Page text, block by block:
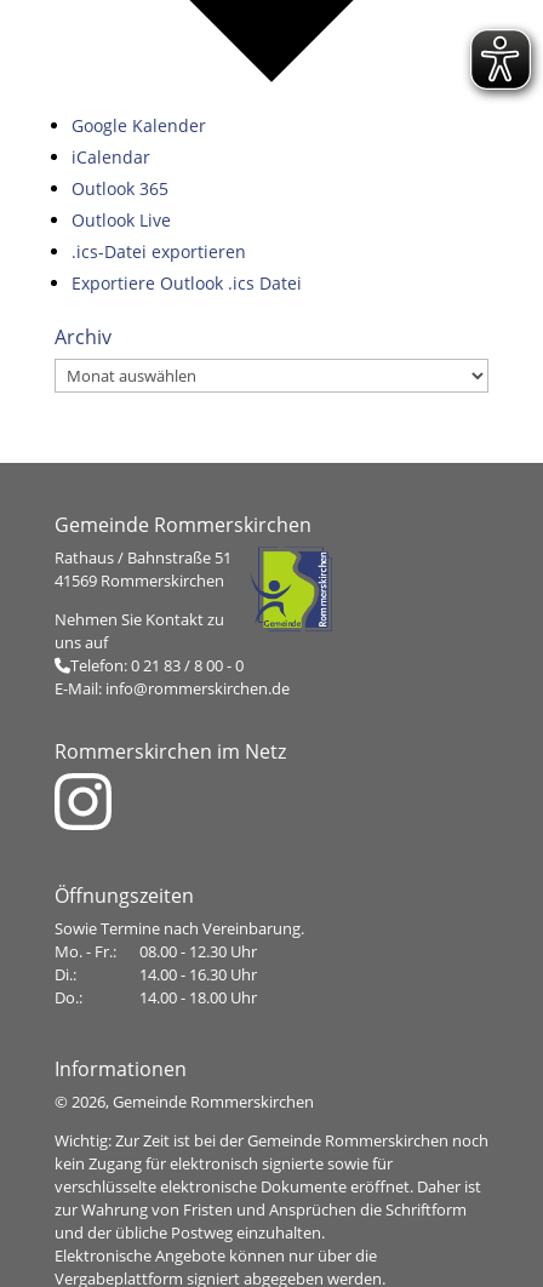
Google Kalender
iCalendar
Outlook 365
Outlook Live
.ics-Datei exportieren
Exportiere Outlook .ics Datei
Archiv
Archiv
Gemeinde Rommerskirchen
Rathaus / Bahnstraße 51
41569 Rommerskirchen
Nehmen Sie Kontakt zu
uns auf
Telefon:0 21 83 / 8 00 - 0
E-Mail: info@rommerskirchen.de
Rommerskirchen im Netz
Öffnungszeiten
Sowie Termine nach Vereinbarung.
Mo. - Fr.:
08.00 - 12.30 Uhr
Di.:
14.00 - 16.30 Uhr
Do.:
14.00 - 18.00 Uhr
Informationen
© 2026, Gemeinde Rommerskirchen
Wichtig: Zur Zeit ist bei der Gemeinde Rommerskirchen noch
kein Zugang für elektronisch signierte sowie für
verschlüsselte elektronische Dokumente eröffnet. Daher ist
zur Wahrung von Fristen und Ansprüchen die Schriftform
und der übliche Postweg einzuhalten.
Elektronische Angebote können nur über die
Vergabeplattform signiert abgegeben werden.